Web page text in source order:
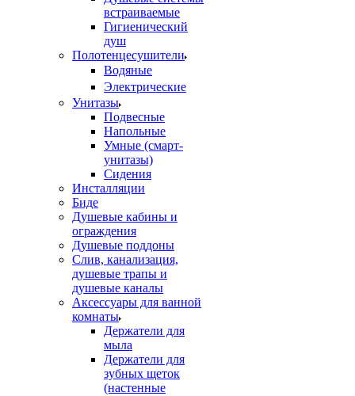
встраиваемые
Гигиенический
душ
Полотенцесушители
ㅤВодяные
ㅤЭлектрические
Унитазы
Подвесные
Напольные
Умные (смарт-
унитазы)
Сидения
Инсталляции
Биде
Душевые кабины и
ограждения
Душевые поддоны
Слив, канализация,
душевые трапы и
душевые каналы
Аксессуары для ванной
комнаты
Держатели для
мыла
Держатели для
зубных щеток
(настенные